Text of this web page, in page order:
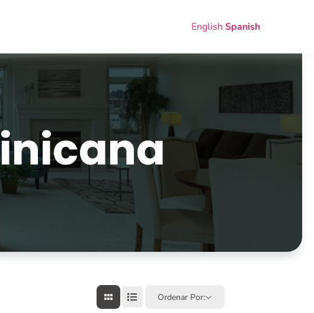
English Spanish
Ordenar Por: